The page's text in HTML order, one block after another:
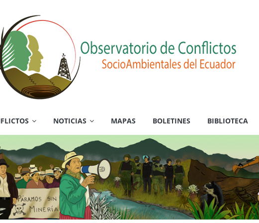
NOTICIAS MAPAS BOLETINES BIBLIOTECA